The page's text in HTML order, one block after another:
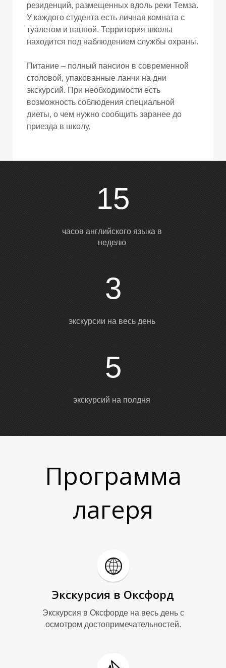
резиденций, размещенных вдоль реки Темза.
У каждого студента есть личная комната с
туалетом и ванной. Территория школы
находится под наблюдением службы охраны.
Питание – полный пансион в современной
столовой, упакованные ланчи на дни
экскурсий. При необходимости есть
возможность соблюдения специальной
диеты, о чем нужно сообщить заранее до
приезда в школу.
15
часов английского языка в
неделю
3
экскурсии на весь день
5
экскурсий на полдня
Программа
лагеря
Экскурсия в Оксфорд
Экскурсия в Оксфорде на весь день с
осмотром достопримечательностей.